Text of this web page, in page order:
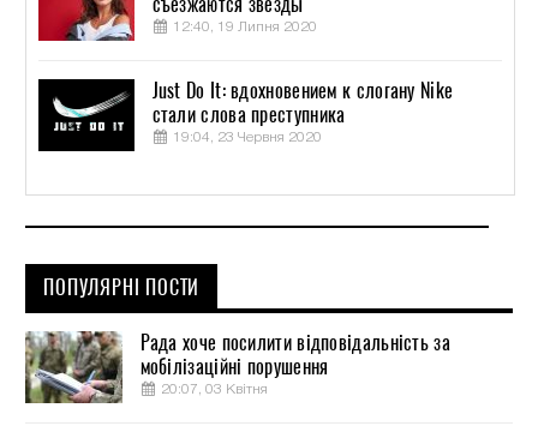
12:40, 19 Липня 2020
Just Do It: вдохновением к слогану Nike
стали слова преступника
19:04, 23 Червня 2020
ПОПУЛЯРНІ ПОСТИ
Рада хоче посилити відповідальність за
мобілізаційні порушення
20:07, 03 Квітня